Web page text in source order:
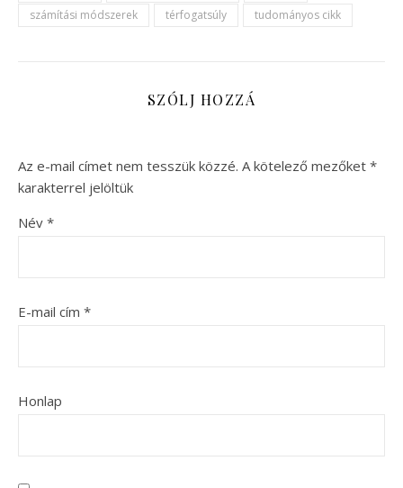
számítási módszerek
térfogatsúly tudományos cikk
SZÓLJ HOZZÁ
Az e-mail címet nem tesszük közzé. A kötelező mezőket *
karakterrel jelöltük
Név *
E-mail cím *
Honlap